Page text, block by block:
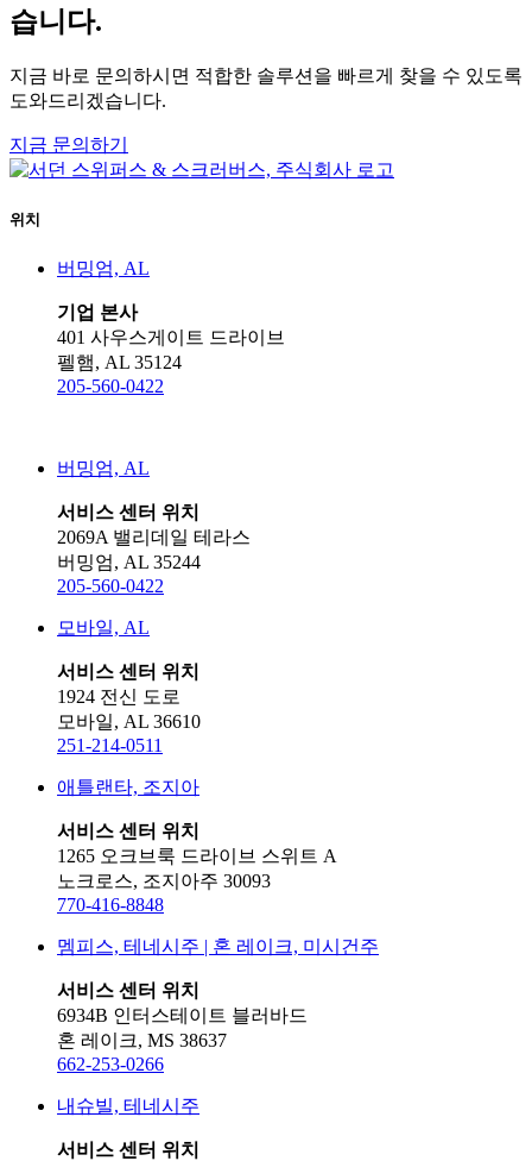
습니다.
지금 바로 문의하시면 적합한 솔루션을 빠르게 찾을 수 있도록
도와드리겠습니다.
지금 문의하기
위치
버밍엄, AL
기업 본사
401 사우스게이트 드라이브
펠햄, AL 35124
205-560-0422
버밍엄, AL
서비스 센터 위치
2069A 밸리데일 테라스
버밍엄, AL 35244
205-560-0422
모바일, AL
서비스 센터 위치
1924 전신 도로
모바일, AL 36610
251-214-0511
애틀랜타, 조지아
서비스 센터 위치
1265 오크브룩 드라이브 스위트 A
노크로스, 조지아주 30093
770-416-8848
멤피스, 테네시주 | 혼 레이크, 미시건주
서비스 센터 위치
6934B 인터스테이트 블러바드
혼 레이크, MS 38637
662-253-0266
내슈빌, 테네시주
서비스 센터 위치